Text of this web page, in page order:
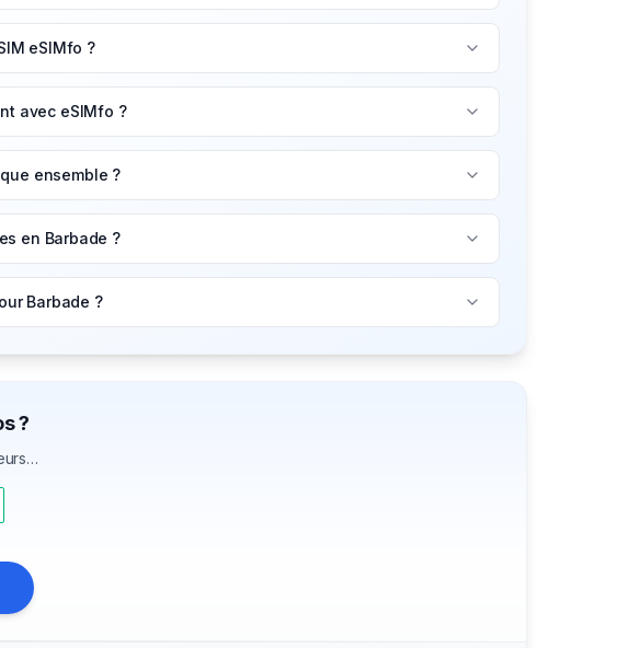
eSIMfo ?
avec eSIMfo ?
ensemble ?
en Barbade ?
Barbade ?
?